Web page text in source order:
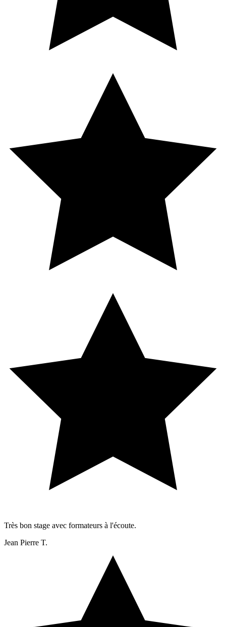
Très bon stage avec formateurs à l'écoute.
Jean Pierre T.